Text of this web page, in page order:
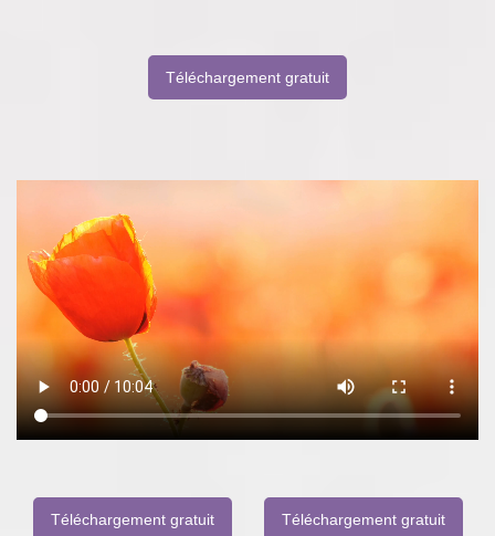
Téléchargement gratuit
Téléchargement gratuit
Téléchargement gratuit